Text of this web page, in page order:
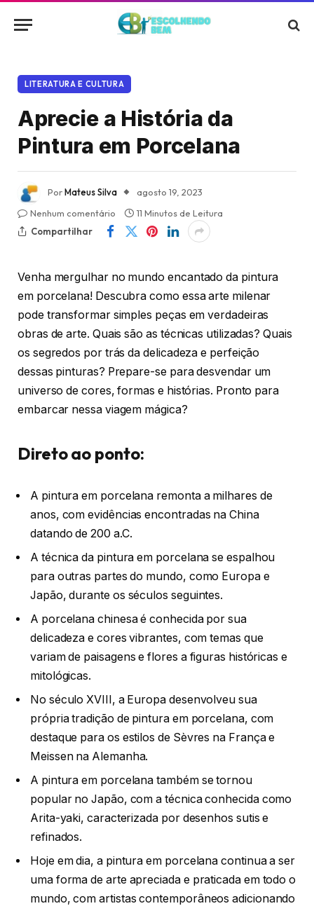
LITERATURA E CULTURA
Aprecie a História da
Pintura em Porcelana
PorMateus Silva
agosto 19, 2023
Nenhum comentário
11 Minutos de Leitura
Compartilhar
Venha mergulhar no mundo encantado da pintura
em porcelana! Descubra como essa arte milenar
pode transformar simples peças em verdadeiras
obras de arte. Quais são as técnicas utilizadas? Quais
os segredos por trás da delicadeza e perfeição
dessas pinturas? Prepare-se para desvendar um
universo de cores, formas e histórias. Pronto para
embarcar nessa viagem mágica?
Direto ao ponto:
A pintura em porcelana remonta a milhares de
anos, com evidências encontradas na China
datando de 200 a.C.
A técnica da pintura em porcelana se espalhou
para outras partes do mundo, como Europa e
Japão, durante os séculos seguintes.
A porcelana chinesa é conhecida por sua
delicadeza e cores vibrantes, com temas que
variam de paisagens e flores a figuras históricas e
mitológicas.
No século XVIII, a Europa desenvolveu sua
própria tradição de pintura em porcelana, com
destaque para os estilos de Sèvres na França e
Meissen na Alemanha.
A pintura em porcelana também se tornou
popular no Japão, com a técnica conhecida como
Arita-yaki, caracterizada por desenhos sutis e
refinados.
Hoje em dia, a pintura em porcelana continua a ser
uma forma de arte apreciada e praticada em todo o
mundo, com artistas contemporâneos adicionando